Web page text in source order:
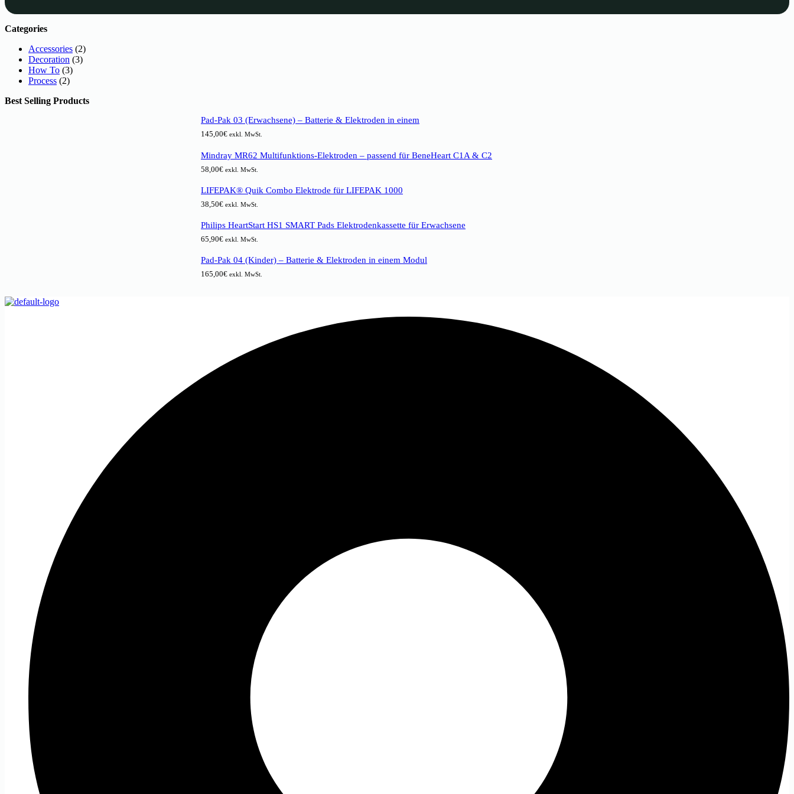
Categories
Accessories (2)
Decoration (3)
How To (3)
Process (2)
Best Selling Products
Pad-Pak 03 (Erwachsene) – Batterie & Elektroden in einem
145,00€ exkl. MwSt.
Mindray MR62 Multifunktions‑Elektroden – passend für BeneHeart C1A & C2
58,00€ exkl. MwSt.
LIFEPAK® Quik Combo Elektrode für LIFEPAK 1000
38,50€ exkl. MwSt.
Philips HeartStart HS1 SMART Pads Elektrodenkassette für Erwachsene
65,90€ exkl. MwSt.
Pad-Pak 04 (Kinder) – Batterie & Elektroden in einem Modul
165,00€ exkl. MwSt.